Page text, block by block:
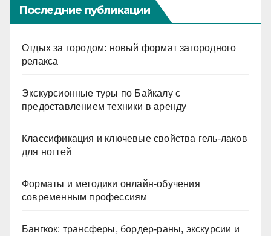
Последние публикации
Отдых за городом: новый формат загородного
релакса
Экскурсионные туры по Байкалу с
предоставлением техники в аренду
Классификация и ключевые свойства гель-лаков
для ногтей
Форматы и методики онлайн-обучения
современным профессиям
Бангкок: трансферы, бордер-раны, экскурсии и